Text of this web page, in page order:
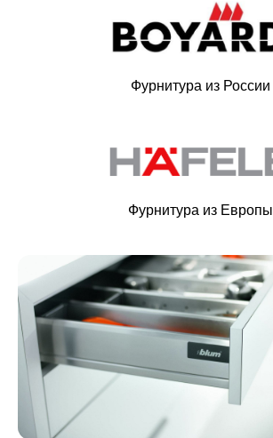
Фурнитура из России
Фурнитура из Европы